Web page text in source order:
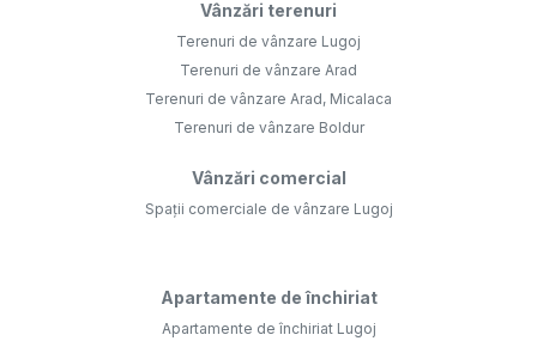
Vânzări terenuri
Terenuri de vânzare Lugoj
Terenuri de vânzare Arad
Terenuri de vânzare Arad, Micalaca
Terenuri de vânzare Boldur
Vânzări comercial
Spații comerciale de vânzare Lugoj
Apartamente de închiriat
Apartamente de închiriat Lugoj